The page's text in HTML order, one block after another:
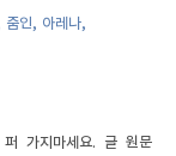
줌인, 아레나,
가지마세요. 글 원문